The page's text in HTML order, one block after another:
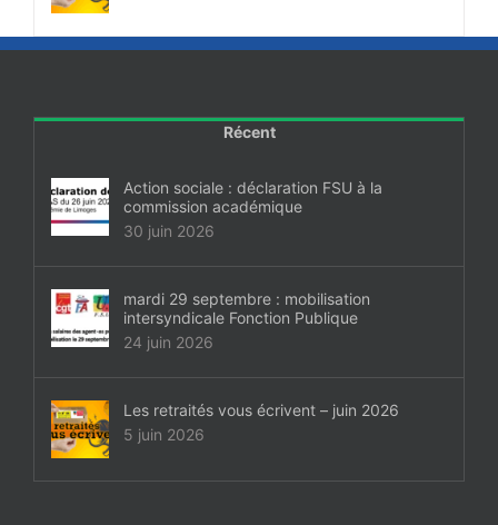
Récent
Action sociale : déclaration FSU à la
commission académique
30 juin 2026
mardi 29 septembre : mobilisation
intersyndicale Fonction Publique
24 juin 2026
Les retraités vous écrivent – juin 2026
5 juin 2026